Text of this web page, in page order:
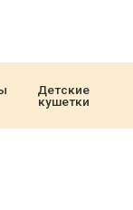
Детские
кушетки